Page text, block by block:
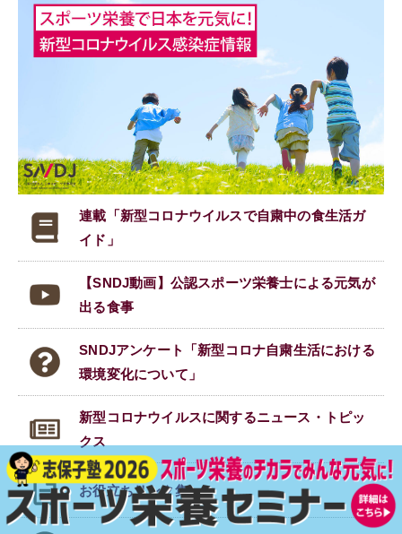
連載「新型コロナウイルスで自粛中の食生活ガ
イド」
【SNDJ動画】公認スポーツ栄養士による元気が
出る食事
SNDJアンケート「新型コロナ自粛生活における
環境変化について」
新型コロナウイルスに関するニュース・トピッ
クス
お役立ちリンク集